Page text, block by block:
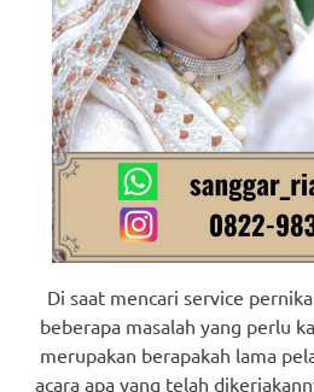
Di saat mencari service
beberapa masalah yang perlu
merupakan berapakah lama
acara apa yang telah